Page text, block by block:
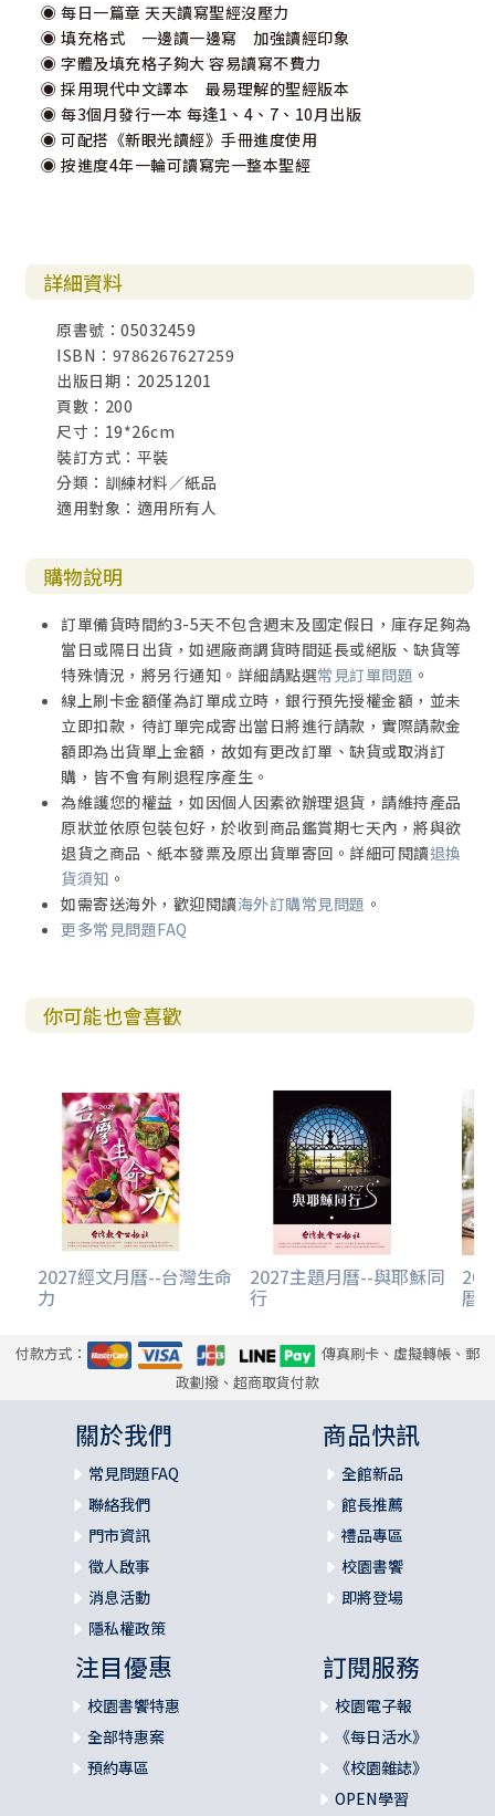
◉ 每日一篇章 天天讀寫聖經沒壓力
◉ 填充格式 一邊讀一邊寫 加強讀經印象
◉ 字體及填充格子夠大 容易讀寫不費力
◉ 採用現代中文譯本 最易理解的聖經版本
◉ 每3個月發行一本 每逢1、4、7、10月出版
◉ 可配搭《新眼光讀經》手冊進度使用
◉ 按進度4年一輪可讀寫完一整本聖經
詳細資料
原書號：05032459
ISBN：9786267627259
出版日期：20251201
頁數：200
尺寸：19*26cm
裝訂方式：平裝
分類：訓練材料／紙品
適用對象：適用所有人
購物說明
訂單備貨時間約3-5天不包含週末及國定假日，庫存足夠為
當日或隔日出貨，如遇廠商調貨時間延長或絕版、缺貨等
特殊情況，將另行通知。詳細請點選常見訂單問題 。
線上刷卡金額僅為訂單成立時，銀行預先授權金額，並未
立即扣款，待訂單完成寄出當日將進行請款，實際請款金
額即為出貨單上金額，故如有更改訂單、缺貨或取消訂
購，皆不會有刷退程序產生。
為維護您的權益，如因個人因素欲辦理退貨，請維持產品
原狀並依原包裝包好，於收到商品鑑賞期七天內，將與欲
退貨之商品、紙本發票及原出貨單寄回。詳細可閱讀退換
貨須知 。
如需寄送海外，歡迎閱讀海外訂購常見問題 。
更多常見問題FAQ
你可能也會喜歡
2027經文月曆--台灣生命
力
2027主題月曆--與耶穌同
行 曆
付款方式：
傳真刷卡、虛擬轉帳、郵
政劃撥、超商取貨付款
關於我們
常見問題FAQ
聯絡我們
門市資訊
徵人啟事
消息活動
隱私權政策
商品快訊
全館新品
館長推薦
禮品專區
校園書饗
即將登場
注目優惠
校園書饗特惠
全部特惠案
預約專區
訂閱服務
校園電子報
《每日活水》
《校園雜誌》
OPEN學習